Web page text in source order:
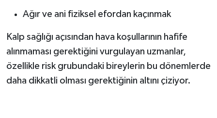
Ağır ve ani fiziksel efordan kaçınmak
Kalp sağlığı açısından hava koşullarının hafife
alınmaması gerektiğini vurgulayan uzmanlar,
özellikle risk grubundaki bireylerin bu dönemlerde
daha dikkatli olması gerektiğinin altını çiziyor.